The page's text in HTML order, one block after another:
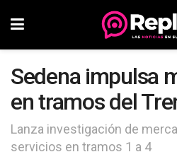
Sedena impulsa
en tramos del
Lanza investigación de
servicios en tramos 1 a 4